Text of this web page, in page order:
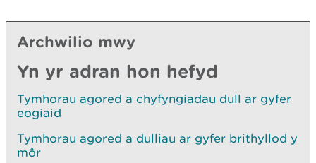
Archwilio mwy
Yn yr adran hon hefyd
Tymhorau agored a chyfyngiadau dull ar gyfer
eogiaid
Tymhorau agored a dulliau ar gyfer brithyllod y
môr